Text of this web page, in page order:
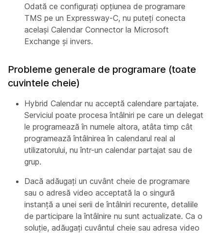
Odată ce configurați opțiunea de programare
TMS pe un Expressway-C, nu puteți conecta
același Calendar Connector la Microsoft
Exchange și invers.
Probleme generale de programare (toate
cuvintele cheie)
Hybrid Calendar nu acceptă calendare partajate.
Serviciul poate procesa întâlniri pe care un delegat
le programează în numele altora, atâta timp cât
programează întâlnirea în calendarul real al
utilizatorului, nu într-un calendar partajat sau de
grup.
Dacă adăugați un cuvânt cheie de programare
sau o adresă video acceptată la o singură
instanță a unei serii de întâlniri recurente, detaliile
de participare la întâlnire nu sunt actualizate. Ca o
soluție, adăugați cuvântul cheie sau adresa video